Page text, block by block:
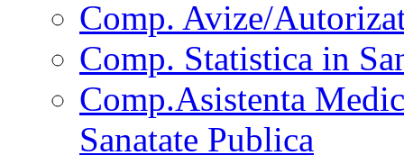
Comp. Avize/
Comp. Statistica in
Comp.Asistenta
Sanatate Publica